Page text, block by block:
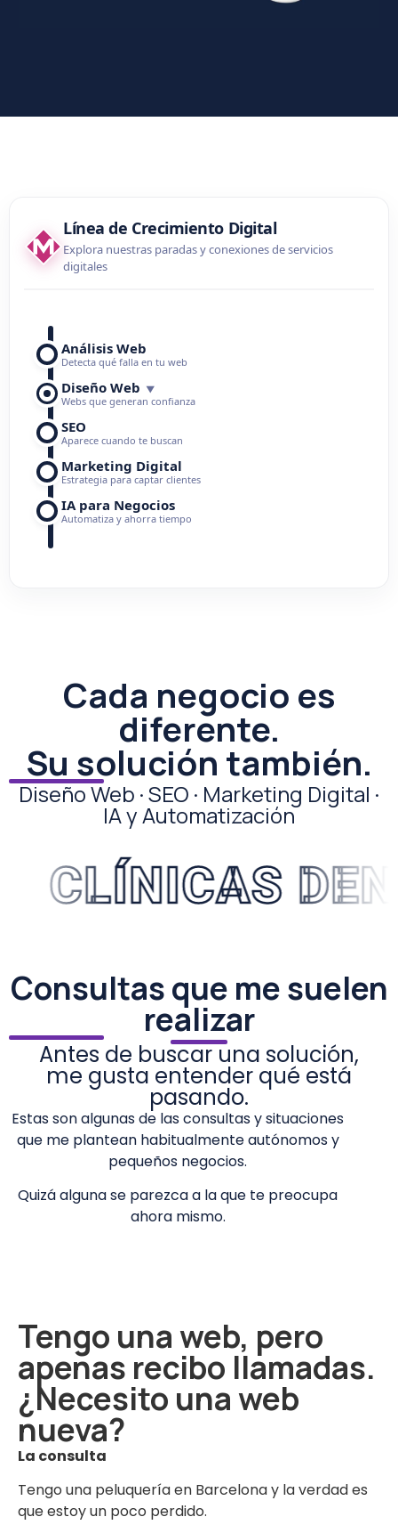
Línea de Crecimiento Digital
Explora nuestras paradas y conexiones de servicios
digitales
Análisis Web
Detecta qué falla en tu web
Diseño Web ▼
Webs que generan confianza
SEO
Aparece cuando te buscan
Marketing Digital
Estrategia para captar clientes
IA para Negocios
Automatiza y ahorra tiempo
Cada negocio es
diferente.
Su solución también.
Diseño Web · SEO · Marketing Digital ·
IA y Automatización
CLÍNICAS
Consultas que me suelen
realizar
Antes de buscar una solución,
me gusta entender qué está
pasando.
Estas son algunas de las consultas y situaciones
que me plantean habitualmente autónomos y
pequeños negocios.
Quizá alguna se parezca a la que te preocupa
ahora mismo.
Tengo una web, pero
apenas recibo llamadas.
¿Necesito una web
nueva?
La consulta
Tengo una peluquería en Barcelona y la verdad es
que estoy un poco perdido.